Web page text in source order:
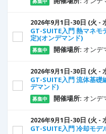
2026年9月1 日-30日 (火 -
GT-SUITE入門 熱マネモ
定)(オンデマンド)
募集中 開催場所: オンデ
2026年9月1 日-30日 (火 -
GT-SUITE入門 流体基礎
デマンド)
募集中 開催場所: オンデ
2026年9月1 日-30日 (火 -
GT-SUITE入門 冷却モデ